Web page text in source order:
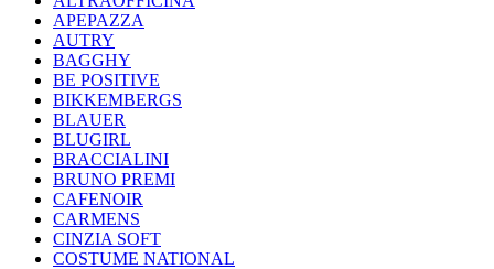
APEPAZZA
AUTRY
BAGGHY
BE POSITIVE
BIKKEMBERGS
BLAUER
BLUGIRL
BRACCIALINI
BRUNO PREMI
CAFENOIR
CARMENS
CINZIA SOFT
COSTUME NATIONAL